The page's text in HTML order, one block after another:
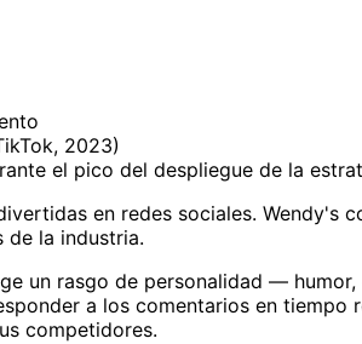
2023)
el pico del despliegue de la
en redes sociales. Wendy's
de la industria.
un rasgo de personalidad —
a los comentarios en tiempo
competidores.